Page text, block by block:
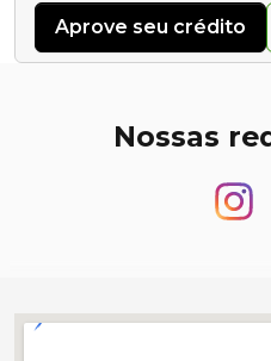
Aprove seu crédito
Nossas